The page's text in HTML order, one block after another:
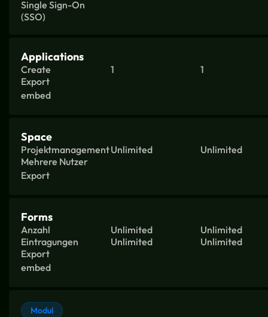
Single Sign-On
(SSO)
Applications
Create 1
1
Export
embed
Space
ProjektmanagementUnlimited
Unlimited
Mehrere Nutzer
Export
Forms
Anzahl Unlimited
Unlimited
Eintragungen
Unlimited
Unlimited
Export
embed
Modul